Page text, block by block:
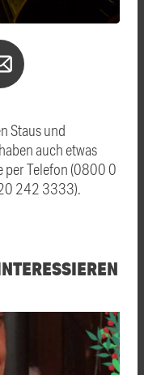
Staus und
auch etwas
per Telefon (0800 0
242 3333).